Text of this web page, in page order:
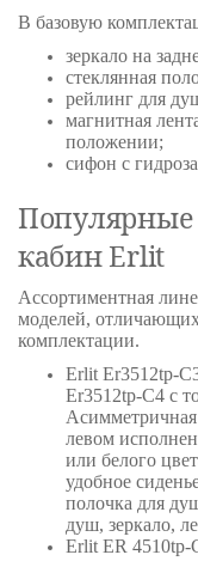
В базовую
зеркало на
стеклянная
рейлинг для
магнитная
положении;
сифон с
кабин Erlit
Ассортиментная
моделей,
комплектации.
Erlit Er3512tp-
Er3512tp-C4 с
левом
или белого
удобное
полочка для
душ, зеркало,
Erlit ER 4510tp-